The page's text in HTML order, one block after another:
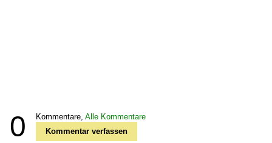
0 Kommentare, Alle Kommentare
Kommentar verfassen